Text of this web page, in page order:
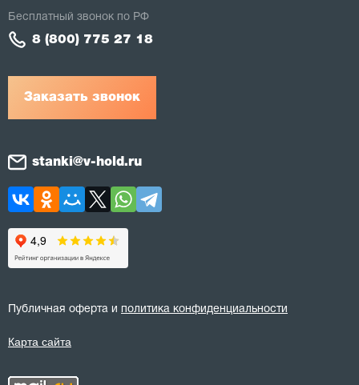
Заказать звонок
Бесплатный звонок по РФ
8 (800) 775 27 18
stanki@v-hold.ru
Публичная оферта и политика конфиденциальности
Карта сайта